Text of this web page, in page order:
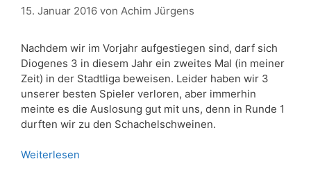
15. Januar 2016 von Achim Jürgens
Nachdem wir im Vorjahr aufgestiegen sind, darf sich
Diogenes 3 in diesem Jahr ein zweites Mal (in meiner
Zeit) in der Stadtliga beweisen. Leider haben wir 3
unserer besten Spieler verloren, aber immerhin
meinte es die Auslosung gut mit uns, denn in Runde 1
durften wir zu den Schachelschweinen.
Weiterlesen